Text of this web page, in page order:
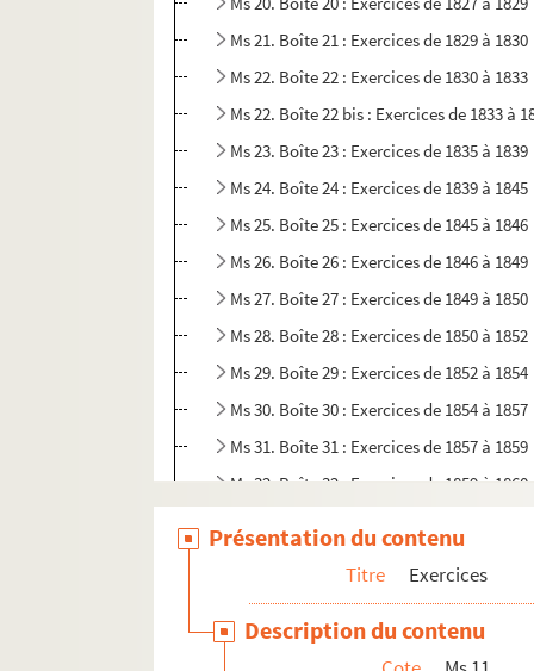
Ms 21. Boîte 21 : Exercices de 1829 à 1830
Ms 22. Boîte 22 : Exercices de 1830 à 1833
Ms 22. Boîte 22 bis : Exercices de 1833 à
Ms 23. Boîte 23 : Exercices de 1835 à 1839
Ms 24. Boîte 24 : Exercices de 1839 à 1845
Ms 25. Boîte 25 : Exercices de 1845 à 1846
Ms 26. Boîte 26 : Exercices de 1846 à 1849
Ms 27. Boîte 27 : Exercices de 1849 à 1850
Ms 28. Boîte 28 : Exercices de 1850 à 1852
Ms 29. Boîte 29 : Exercices de 1852 à 1854
Ms 30. Boîte 30 : Exercices de 1854 à 1857
Ms 31. Boîte 31 : Exercices de 1857 à 1859
Ms 32. Boîte 32 : Exercices de 1859 à 1860
Ms 36. Boîte 36 : Exercices de 1863 à 1865
Présentation du contenu
Titre Exercices
Description du contenu